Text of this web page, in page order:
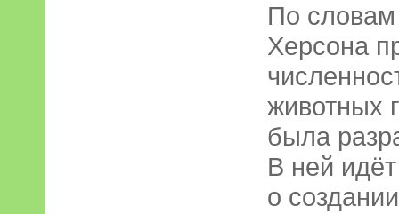
По
Херсона
животных
была
В ней
о